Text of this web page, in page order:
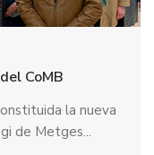
CoMB
la nueva
de Metges...